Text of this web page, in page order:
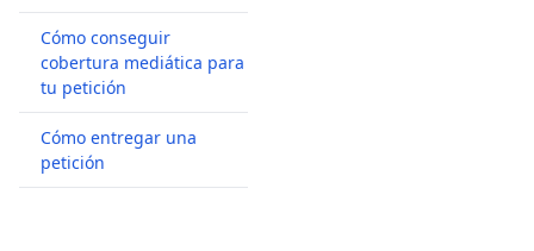
Cómo conseguir
cobertura mediática para
tu petición
Cómo entregar una
petición